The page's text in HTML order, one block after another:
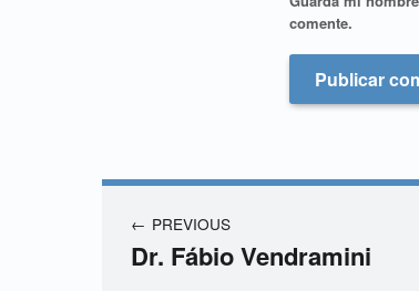
comente.
PREVIOUS
Dr. Fábio Vendramini